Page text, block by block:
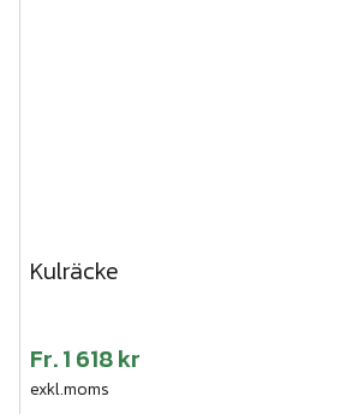
Kulräcke
Fr.1 618 kr
exkl.moms